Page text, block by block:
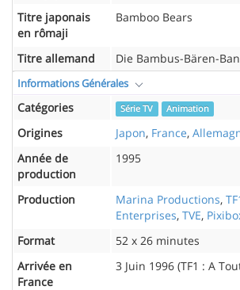
Titre japonais
en rômaji
Bamboo Bears
Titre allemand Die Bambus-Bären-
Informations Générales
Catégories Série TV Animation
Origines Japon, France,
Année de
production
1995
Production Marina Productions,
Enterprises, TVE,
Format
52 x 26 minutes
Arrivée en
France
3 Juin 1996 (TF1 : A